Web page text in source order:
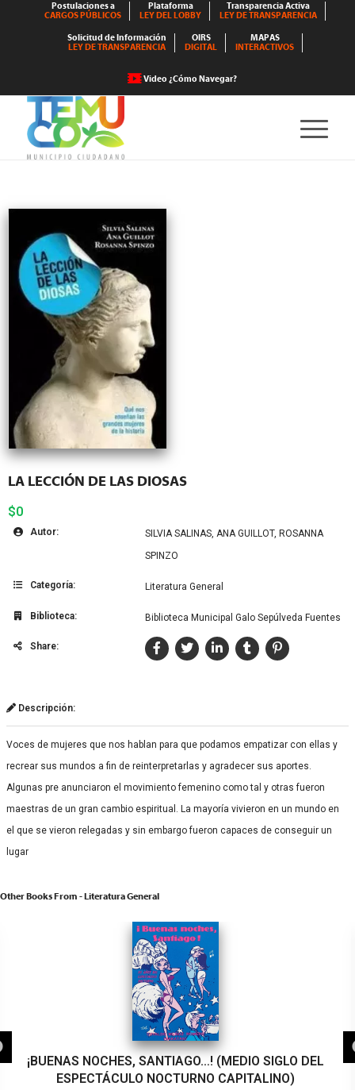
Postulaciones a
CARGOS PÚBLICOS
Plataforma
LEY DEL LOBBY
Transparencia Activa
LEY DE TRANSPARENCIA
Solicitud de Información
LEY DE TRANSPARENCIA
OIRS
DIGITAL
MAPAS
INTERACTIVOS
Video ¿Cómo Navegar?
LA LECCIÓN DE LAS DIOSAS
$0
Autor:
SILVIA SALINAS, ANA GUILLOT, ROSANNA
SPINZO
Categoría: Literatura General
Biblioteca: Biblioteca Municipal Galo Sepúlveda Fuentes
Share:
Descripción:
Voces de mujeres que nos hablan para que podamos empatizar con ellas y
recrear sus mundos a fin de reinterpretarlas y agradecer sus aportes.
Algunas pre anunciaron el movimiento femenino como tal y otras fueron
maestras de un gran cambio espiritual. La mayoría vivieron en un mundo en
el que se vieron relegadas y sin embargo fueron capaces de conseguir un
lugar
Other Books From - Literatura General
¡BUENAS NOCHES, SANTIAGO…! (MEDIO SIGLO DEL
ESPECTÁCULO NOCTURNO CAPITALINO)